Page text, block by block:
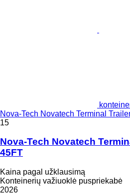
Nova-Tech Novatech Terminal
15
Nova-Tech Novatech
45FT
Kaina pagal užklausimą
Konteinerių važiuoklė puspriekabė
2026